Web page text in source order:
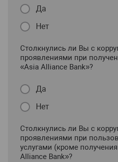
Да
Нет
Столкнулись ли Вы с
проявлениями при
«Asia Alliance Bank»?
Да
Нет
Столкнулись ли Вы с
проявлениями при
услугами (кроме
Alliance Bank»?